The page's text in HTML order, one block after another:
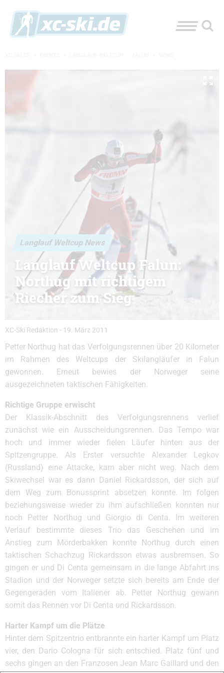
Langlauf Weltcup News
Langlauf Weltcup Falun:
Northug mit richtigem
Riecher zum Sieg
XC-Ski Redaktion - 19. März 2011
Petter Northug hat das Verfolgungsrennen über 20 Kilometer
im Rahmen des Weltcups der Skilangläufer in Falun
gewonnen. Erneut bewies der Norweger seine
ausgezeichneten taktischen Fähigkeiten.
Richtige Gruppe erwischt
Der Klassik-Abschnitt des Verfolgungsrennens verlief
zunächst wie ein Ausscheidungsrennen. Das Tempo war
hoch und immer wieder fielen Läufer hinten aus der
Spitzengruppe. Als Erster versuchte Alexander Legkov
(Russland) eine Attacke, kam aber nicht weg. Nach dem
Skiwechsel war es dann Daniel Rickardsson, der sich auf
dem Weg zum Bonussprint absetzen konnte. Im folgen
beziehungsweise wieder zu ihm aufschließen konnten nur
noch Petter Northug und Giorgio di Centa. Im weiteren
Verlauf bestimmte dieses Trio das Geschehen und im
Anstieg zum Mörderbakken konnte Northug durch einen
taktischen Schachzug Rickardsson etwas ausbremsen. So
gingen er und Di Centa gemeinsam in die lange Abfahrt ins
Stadion und der Norweger setzte sich bereits am Ende der
Gegengeraden vom Italiener ab. Petter Northug gewann
somit das Rennen vor Di Centa und Rickardsson.
Harter Kampf um die Plätze
Hinter dem Spitzentrio entbrannte ein harter Kampf um Platz
vier, den Dario Cologna für sich entschied. Platz fünf und
sechs gingen an den Franzosen Jean Marc Gaillard und den